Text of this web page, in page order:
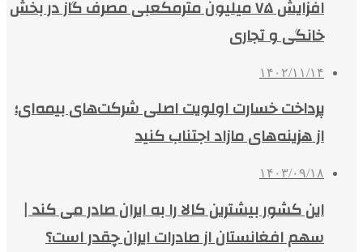
افزایش ۷۵ میلیون مترمکعبی مصرف گاز در بخش
خانگی و تجاری
۱۴۰۲/۱۱/۱۴
پرداخت خسارت اولویت اصلی شرکت‌های بیمه‌ای؛
از هزینه‌های مازاد اجتناب کنید
۱۴۰۳/۰۹/۱۸
این کشور بیشترین کالا را به ایران صادر می کند |
سهم افغانستان از صادرات ایران چقدر است؟